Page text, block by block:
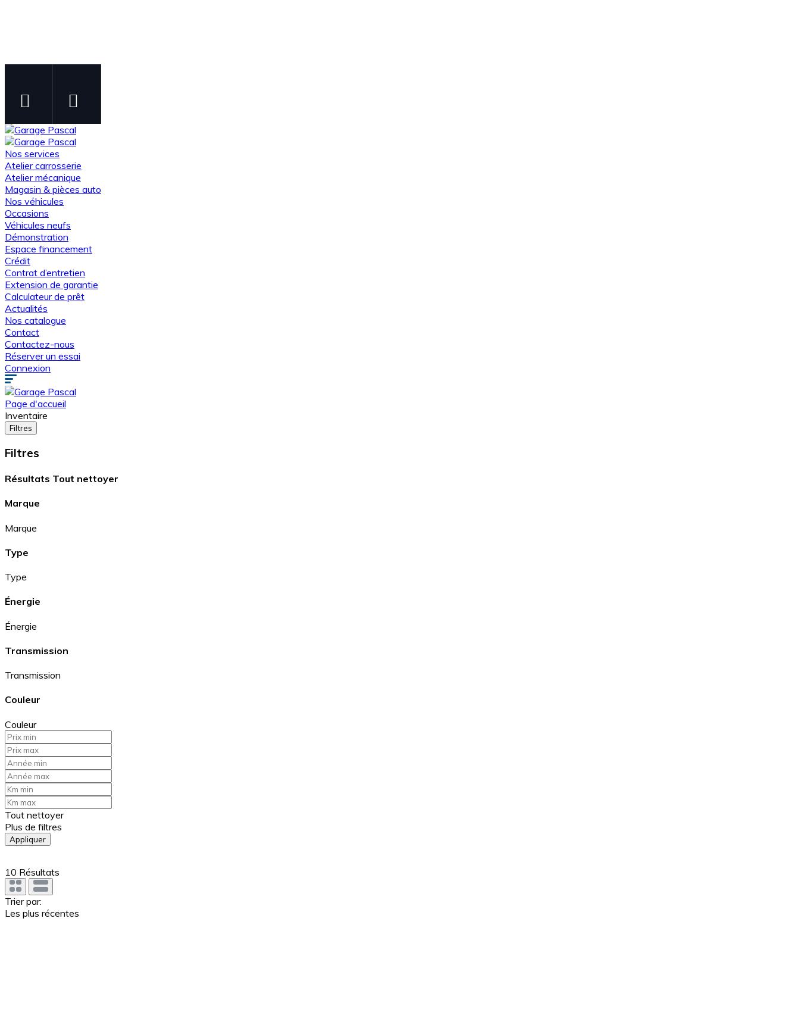
Nos services
Atelier carrosserie
Atelier mécanique
Magasin & pièces auto
Nos véhicules
Occasions
Véhicules neufs
Démonstration
Espace financement
Crédit
Contrat d’entretien
Extension de garantie
Calculateur de prêt
Actualités
Nos catalogue
Contact
Contactez-nous
Réserver un essai
Connexion
Page d'accueil
Inventaire
Filtres
Filtres
Résultats Tout nettoyer
Marque
Marque
Type
Type
Énergie
Énergie
Transmission
Transmission
Couleur
Couleur
Tout nettoyer
Plus de filtres
Appliquer
10 Résultats
Trier par:
Les plus récentes